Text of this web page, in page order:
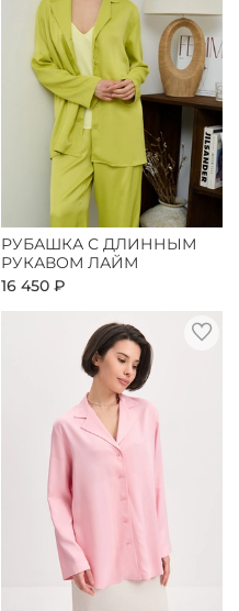
РУБАШКА С ДЛИННЫМ
РУКАВОМ ЛАЙМ
16 450 ₽